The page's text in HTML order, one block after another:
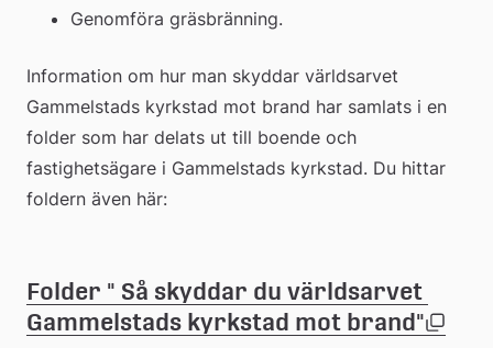
Genomföra gräsbränning.
Information om hur man skyddar världsarvet
Gammelstads kyrkstad mot brand har samlats i en
folder som har delats ut till boende och
fastighetsägare i Gammelstads kyrkstad. Du hittar
foldern även här:
Folder " Så skyddar du världsarvet
Gammelstads kyrkstad mot brand"